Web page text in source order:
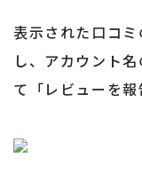
表示された口コ
し、アカウント
て「レビューを報